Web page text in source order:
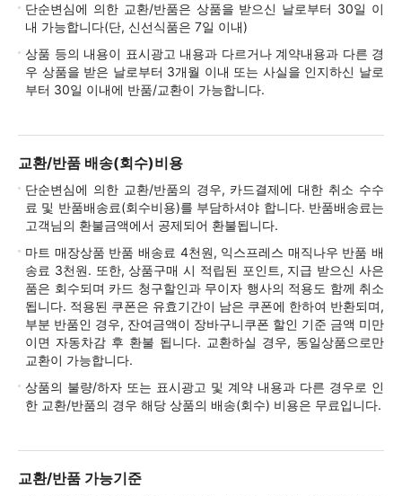
단순변심에 의한 교환/반품은 상품을 받으신 날로부터 30일 이
내 가능합니다(단, 신선식품은 7일 이내)
상품 등의 내용이 표시광고 내용과 다르거나 계약내용과 다른 경
우 상품을 받은 날로부터 3개월 이내 또는 사실을 인지하신 날로
부터 30일 이내에 반품/교환이 가능합니다.
교환/반품 배송(회수)비용
단순변심에 의한 교환/반품의 경우, 카드결제에 대한 취소 수수
료 및 반품배송료(회수비용)를 부담하셔야 합니다. 반품배송료는
고객님의 환불금액에서 공제되어 환불됩니다.
마트 매장상품 반품 배송료 4천원, 익스프레스 매직나우 반품 배
송료 3천원. 또한, 상품구매 시 적립된 포인트, 지급 받으신 사은
품은 회수되며 카드 청구할인과 무이자 행사의 적용도 함께 취소
됩니다. 적용된 쿠폰은 유효기간이 남은 쿠폰에 한하여 반환되며,
부분 반품인 경우, 잔여금액이 장바구니쿠폰 할인 기준 금액 미만
이면 자동차감 후 환불 됩니다. 교환하실 경우, 동일상품으로만
교환이 가능합니다.
상품의 불량/하자 또는 표시광고 및 계약 내용과 다른 경우로 인
한 교환/반품의 경우 해당 상품의 배송(회수) 비용은 무료입니다.
교환/반품 가능기준